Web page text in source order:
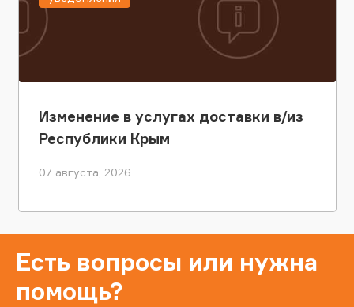
Изменение в услугах доставки в/из
Республики Крым
07 августа, 2026
Есть вопросы или нужна
помощь?